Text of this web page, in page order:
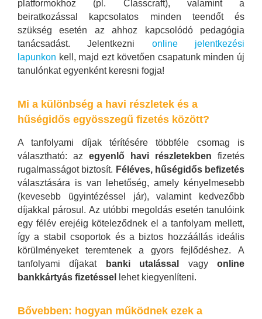
platformokhoz (pl. Classcraft), valamint a
beiratkozással kapcsolatos minden teendőt és
szükség esetén az ahhoz kapcsolódó pedagógia
tanácsadást. Jelentkezni online jelentkezési
lapunkon kell, majd ezt követően csapatunk minden új
tanulónkat egyenként keresni fogja!
Mi a különbség a havi részletek és a
hűségidős egyösszegű fizetés között?
A tanfolyami díjak térítésére többféle csomag is
választható: az egyenlő havi részletekben fizetés
rugalmasságot biztosít. Féléves, hűségidős befizetés
választására is van lehetőség, amely kényelmesebb
(kevesebb ügyintézéssel jár), valamint kedvezőbb
díjakkal párosul. Az utóbbi megoldás esetén tanulóink
egy félév erejéig köteleződnek el a tanfolyam mellett,
így a stabil csoportok és a biztos hozzáállás ideális
körülményeket teremtenek a gyors fejlődéshez. A
tanfolyami díjakat
banki utalással vagyonline
bankkártyás fizetéssel
lehet kiegyenlíteni.
Bővebben: hogyan működnek ezek a